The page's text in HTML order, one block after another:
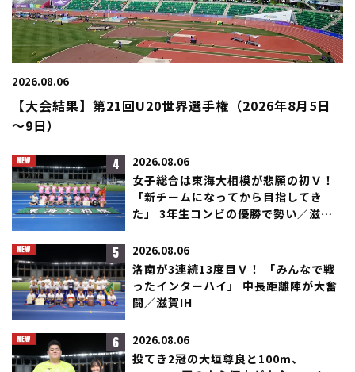
2026.08.06
【大会結果】第21回U20世界選手権（2026年8月5日
～9日）
4 2026.08.06
女子総合は東海大相模が悲願の初Ｖ！
「新チームになってから目指してき
た」 3年生コンビの優勝で勢い／滋賀
5 2026.08.06
洛南が3連続13度目Ｖ！ 「みんなで戦
ったインターハイ」 中長距離陣が大奮
闘／滋賀IH
6 2026.08.06
投てき2冠の大垣尊良と100m、